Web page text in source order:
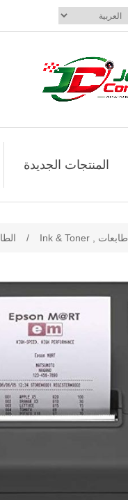
المنتجات الجديدة
طابعات , Ink & Toner /